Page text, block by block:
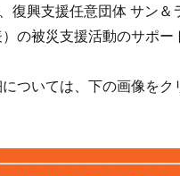
復興支援任意団体 サン＆
）の被災支援活動のサポー
ついては、下の画像をク